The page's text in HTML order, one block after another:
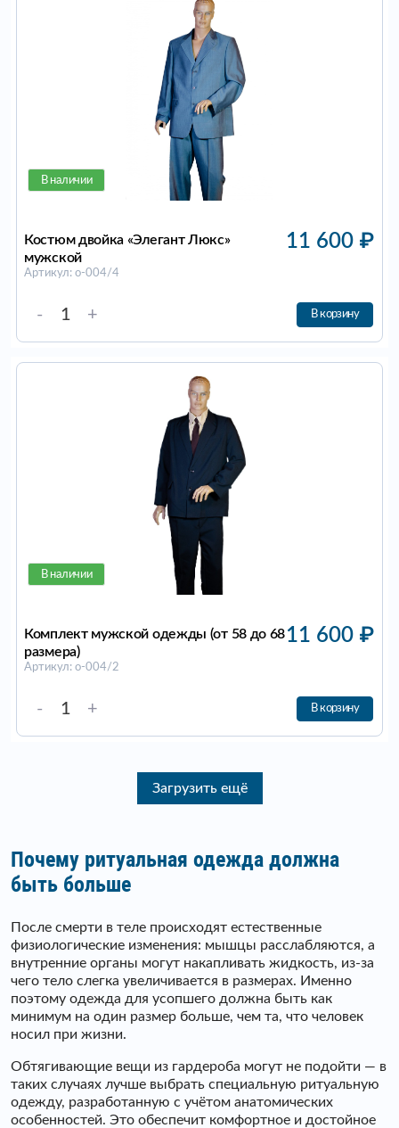
В наличии
Костюм двойка «Элегант Люкс»
мужской
Артикул: о-004/4
11 600 ₽
- + В корзину
В наличии
Комплект мужской одежды (от 58 до 68
размера)
Артикул: о-004/2
11 600 ₽
- + В корзину
Загрузить ещё
Почему ритуальная одежда должна
быть больше
После смерти в теле происходят естественные
физиологические изменения: мышцы расслабляются, а
внутренние органы могут накапливать жидкость, из-за
чего тело слегка увеличивается в размерах. Именно
поэтому одежда для усопшего должна быть как
минимум на один размер больше, чем та, что человек
носил при жизни.
Обтягивающие вещи из гардероба могут не подойти — в
таких случаях лучше выбрать специальную ритуальную
одежду, разработанную с учётом анатомических
особенностей. Это обеспечит комфортное и достойное